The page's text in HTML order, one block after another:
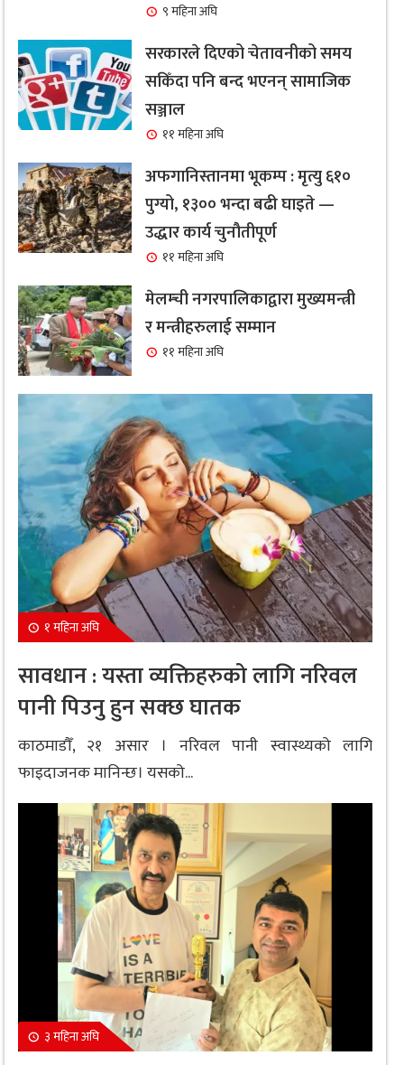
९ महिना अघि
सरकारले दिएको चेतावनीको समय
सकिँदा पनि बन्द भएनन् सामाजिक
सञ्जाल
११ महिना अघि
अफगानिस्तानमा भूकम्प : मृत्यु ६१०
पुग्यो, १३०० भन्दा बढी घाइते —
उद्धार कार्य चुनौतीपूर्ण
११ महिना अघि
मेलम्ची नगरपालिकाद्वारा मुख्यमन्त्री
र मन्त्रीहरुलाई सम्मान
११ महिना अघि
१ महिना अघि
सावधान : यस्ता व्यक्तिहरुको लागि नरिवल
पानी पिउनु हुन सक्छ घातक
काठमाडौँ, २१ असार । नरिवल पानी स्वास्थ्यको लागि
फाइदाजनक मानिन्छ। यसको...
३ महिना अघि